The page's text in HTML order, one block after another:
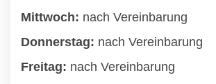
Mittwoch: nach Vereinbarung
Donnerstag: nach Vereinbarung
Freitag: nach Vereinbarung